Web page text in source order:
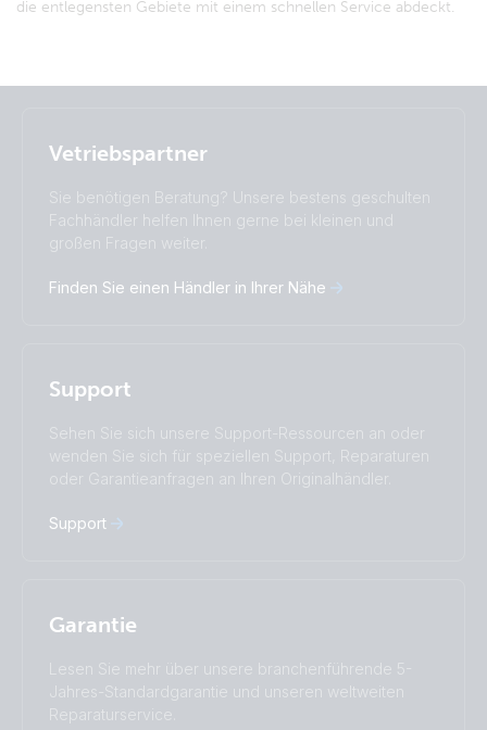
die entlegensten Gebiete mit einem schnellen Service abdeckt.
Deutsch
Čeština
Dansk
Deutsch
Italiano
Magyar
Türkçe
Ελληνικά
Русский
Українська
中國人
Subscribe
Vetriebspartner
Sie benötigen Beratung? Unsere bestens geschulten
Fachhändler helfen Ihnen gerne bei kleinen und
großen Fragen weiter.
Finden Sie einen Händler in Ihrer Nähe
Support
Sehen Sie sich unsere Support-Ressourcen an oder
wenden Sie sich für speziellen Support, Reparaturen
oder Garantieanfragen an Ihren Originalhändler.
Support
Garantie
Lesen Sie mehr über unsere branchenführende 5-
Jahres-Standardgarantie und unseren weltweiten
Reparaturservice.